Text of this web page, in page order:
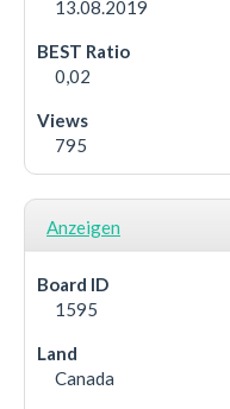
13.08.2019
0,02
795
Anzeigen
1595
Canada